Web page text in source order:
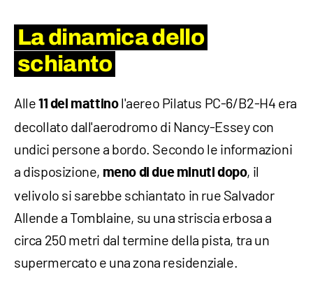
La dinamica dello
schianto
Alle 11 del mattinol'aereo Pilatus PC-6/B2-H4 era
decollato dall'aerodromo di Nancy-Essey con
undici persone a bordo. Secondo le informazioni
a disposizione, meno di due minuti dopo, il
velivolo si sarebbe schiantato in rue Salvador
Allende a Tomblaine, su una striscia erbosa a
circa 250 metri dal termine della pista, tra un
supermercato e una zona residenziale.